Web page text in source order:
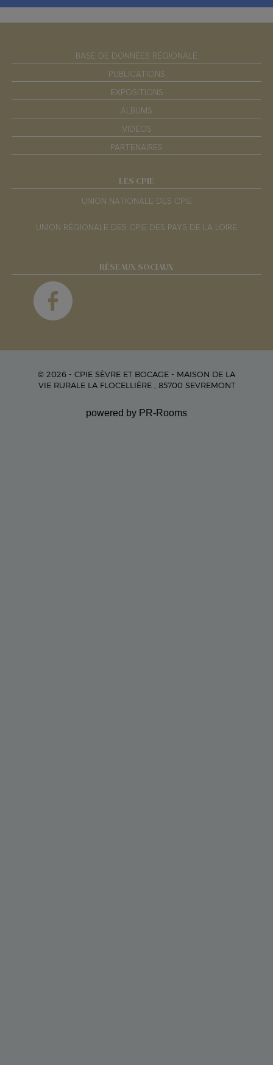
BASE DE DONNÉES RÉGIONALE
PUBLICATIONS
EXPOSITIONS
ALBUMS
VIDÉOS
PARTENAIRES
LES CPIE
UNION NATIONALE DES CPIE
UNION RÉGIONALE DES CPIE DES PAYS DE LA LOIRE
RÉSEAUX SOCIAUX
© 2026 - CPIE SÈVRE ET BOCAGE - MAISON DE LA
VIE RURALE LA FLOCELLIÈRE , 85700 SEVREMONT
powered by PR-Rooms